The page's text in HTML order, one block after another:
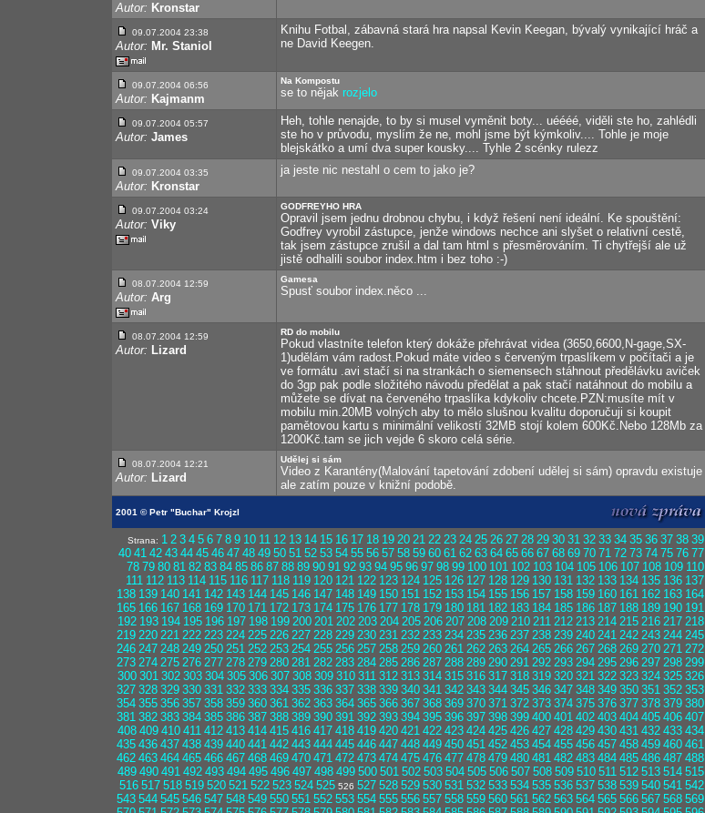
Autor: Kronstar
09.07.2004 23:38
Autor: Mr. Staniol
Knihu Fotbal, zábavná stará hra napsal Kevin Keegan, bývalý vynikající hráč a
ne David Keegen.
09.07.2004 06:56
Autor: Kajmanm
Na Kompostu
se to nějak rozjelo
09.07.2004 05:57
Autor: James
Heh, tohle nenajde, to by si musel vyměnit boty... uéééé, viděli ste ho, zahlédli
ste ho v průvodu, myslím že ne, mohl jsme být kýmkoliv.... Tohle je moje
blejskátko a umí dva super kousky.... Tyhle 2 scénky rulezz
09.07.2004 03:35
Autor: Kronstar
ja jeste nic nestahl o cem to jako je?
09.07.2004 03:24
Autor: Viky
GODFREYHO HRA
Opravil jsem jednu drobnou chybu, i když řešení není ideální. Ke spouštění:
Godfrey vyrobil zástupce, jenže windows nechce ani slyšet o relativní cestě,
tak jsem zástupce zrušil a dal tam html s přesměrováním. Ti chytřejší ale už
jistě odhalili soubor index.htm i bez toho :-)
08.07.2004 12:59
Autor: Arg
Gamesa
Spusť soubor index.něco ...
08.07.2004 12:59
Autor: Lizard
RD do mobilu
Pokud vlastníte telefon který dokáže přehrávat videa (3650,6600,N-gage,SX-
1)udělám vám radost.Pokud máte video s červeným trpaslíkem v počítači a je
ve formátu .avi stačí si na strankách o siemensech stáhnout předělávku aviček
do 3gp pak podle složitého návodu předělat a pak stačí natáhnout do mobilu a
můžete se dívat na červeného trpaslíka kdykoliv chcete.PZN:musíte mít v
mobilu min.20MB volných aby to mělo slušnou kvalitu doporučuji si koupit
pamětovou kartu s minimální velikostí 32MB stojí kolem 600Kč.Nebo 128Mb za
1200Kč.tam se jich vejde 6 skoro celá série.
08.07.2004 12:21
Autor: Lizard
Udělej si sám
Video z Karantény(Malování tapetování zdobení udělej si sám) opravdu existuje
ale zatím pouze v knižní podobě.
2001 © Petr "Buchar" Krojzl
Strana: 1 2 3 4 5 6 7 8 9 10 11 12 13 14 15 16 17 18 19 20 21 22 23 24 25 26 27 28 29 30 31 32 33 34 35 36 37 38 39
40 41 42 43 44 45 46 47 48 49 50 51 52 53 54 55 56 57 58 59 60 61 62 63 64 65 66 67 68 69 70 71 72 73 74 75 76 77
78 79 80 81 82 83 84 85 86 87 88 89 90 91 92 93 94 95 96 97 98 99 100 101 102 103 104 105 106 107 108 109 110
111 112 113 114 115 116 117 118 119 120 121 122 123 124 125 126 127 128 129 130 131 132 133 134 135 136 137
138 139 140 141 142 143 144 145 146 147 148 149 150 151 152 153 154 155 156 157 158 159 160 161 162 163 164
165 166 167 168 169 170 171 172 173 174 175 176 177 178 179 180 181 182 183 184 185 186 187 188 189 190 191
192 193 194 195 196 197 198 199 200 201 202 203 204 205 206 207 208 209 210 211 212 213 214 215 216 217 218
219 220 221 222 223 224 225 226 227 228 229 230 231 232 233 234 235 236 237 238 239 240 241 242 243 244 245
246 247 248 249 250 251 252 253 254 255 256 257 258 259 260 261 262 263 264 265 266 267 268 269 270 271 272
273 274 275 276 277 278 279 280 281 282 283 284 285 286 287 288 289 290 291 292 293 294 295 296 297 298 299
300 301 302 303 304 305 306 307 308 309 310 311 312 313 314 315 316 317 318 319 320 321 322 323 324 325 326
327 328 329 330 331 332 333 334 335 336 337 338 339 340 341 342 343 344 345 346 347 348 349 350 351 352 353
354 355 356 357 358 359 360 361 362 363 364 365 366 367 368 369 370 371 372 373 374 375 376 377 378 379 380
381 382 383 384 385 386 387 388 389 390 391 392 393 394 395 396 397 398 399 400 401 402 403 404 405 406 407
408 409 410 411 412 413 414 415 416 417 418 419 420 421 422 423 424 425 426 427 428 429 430 431 432 433 434
435 436 437 438 439 440 441 442 443 444 445 446 447 448 449 450 451 452 453 454 455 456 457 458 459 460 461
462 463 464 465 466 467 468 469 470 471 472 473 474 475 476 477 478 479 480 481 482 483 484 485 486 487 488
489 490 491 492 493 494 495 496 497 498 499 500 501 502 503 504 505 506 507 508 509 510 511 512 513 514 515
516 517 518 519 520 521 522 523 524 525 526 527 528 529 530 531 532 533 534 535 536 537 538 539 540 541 542
543 544 545 546 547 548 549 550 551 552 553 554 555 556 557 558 559 560 561 562 563 564 565 566 567 568 569